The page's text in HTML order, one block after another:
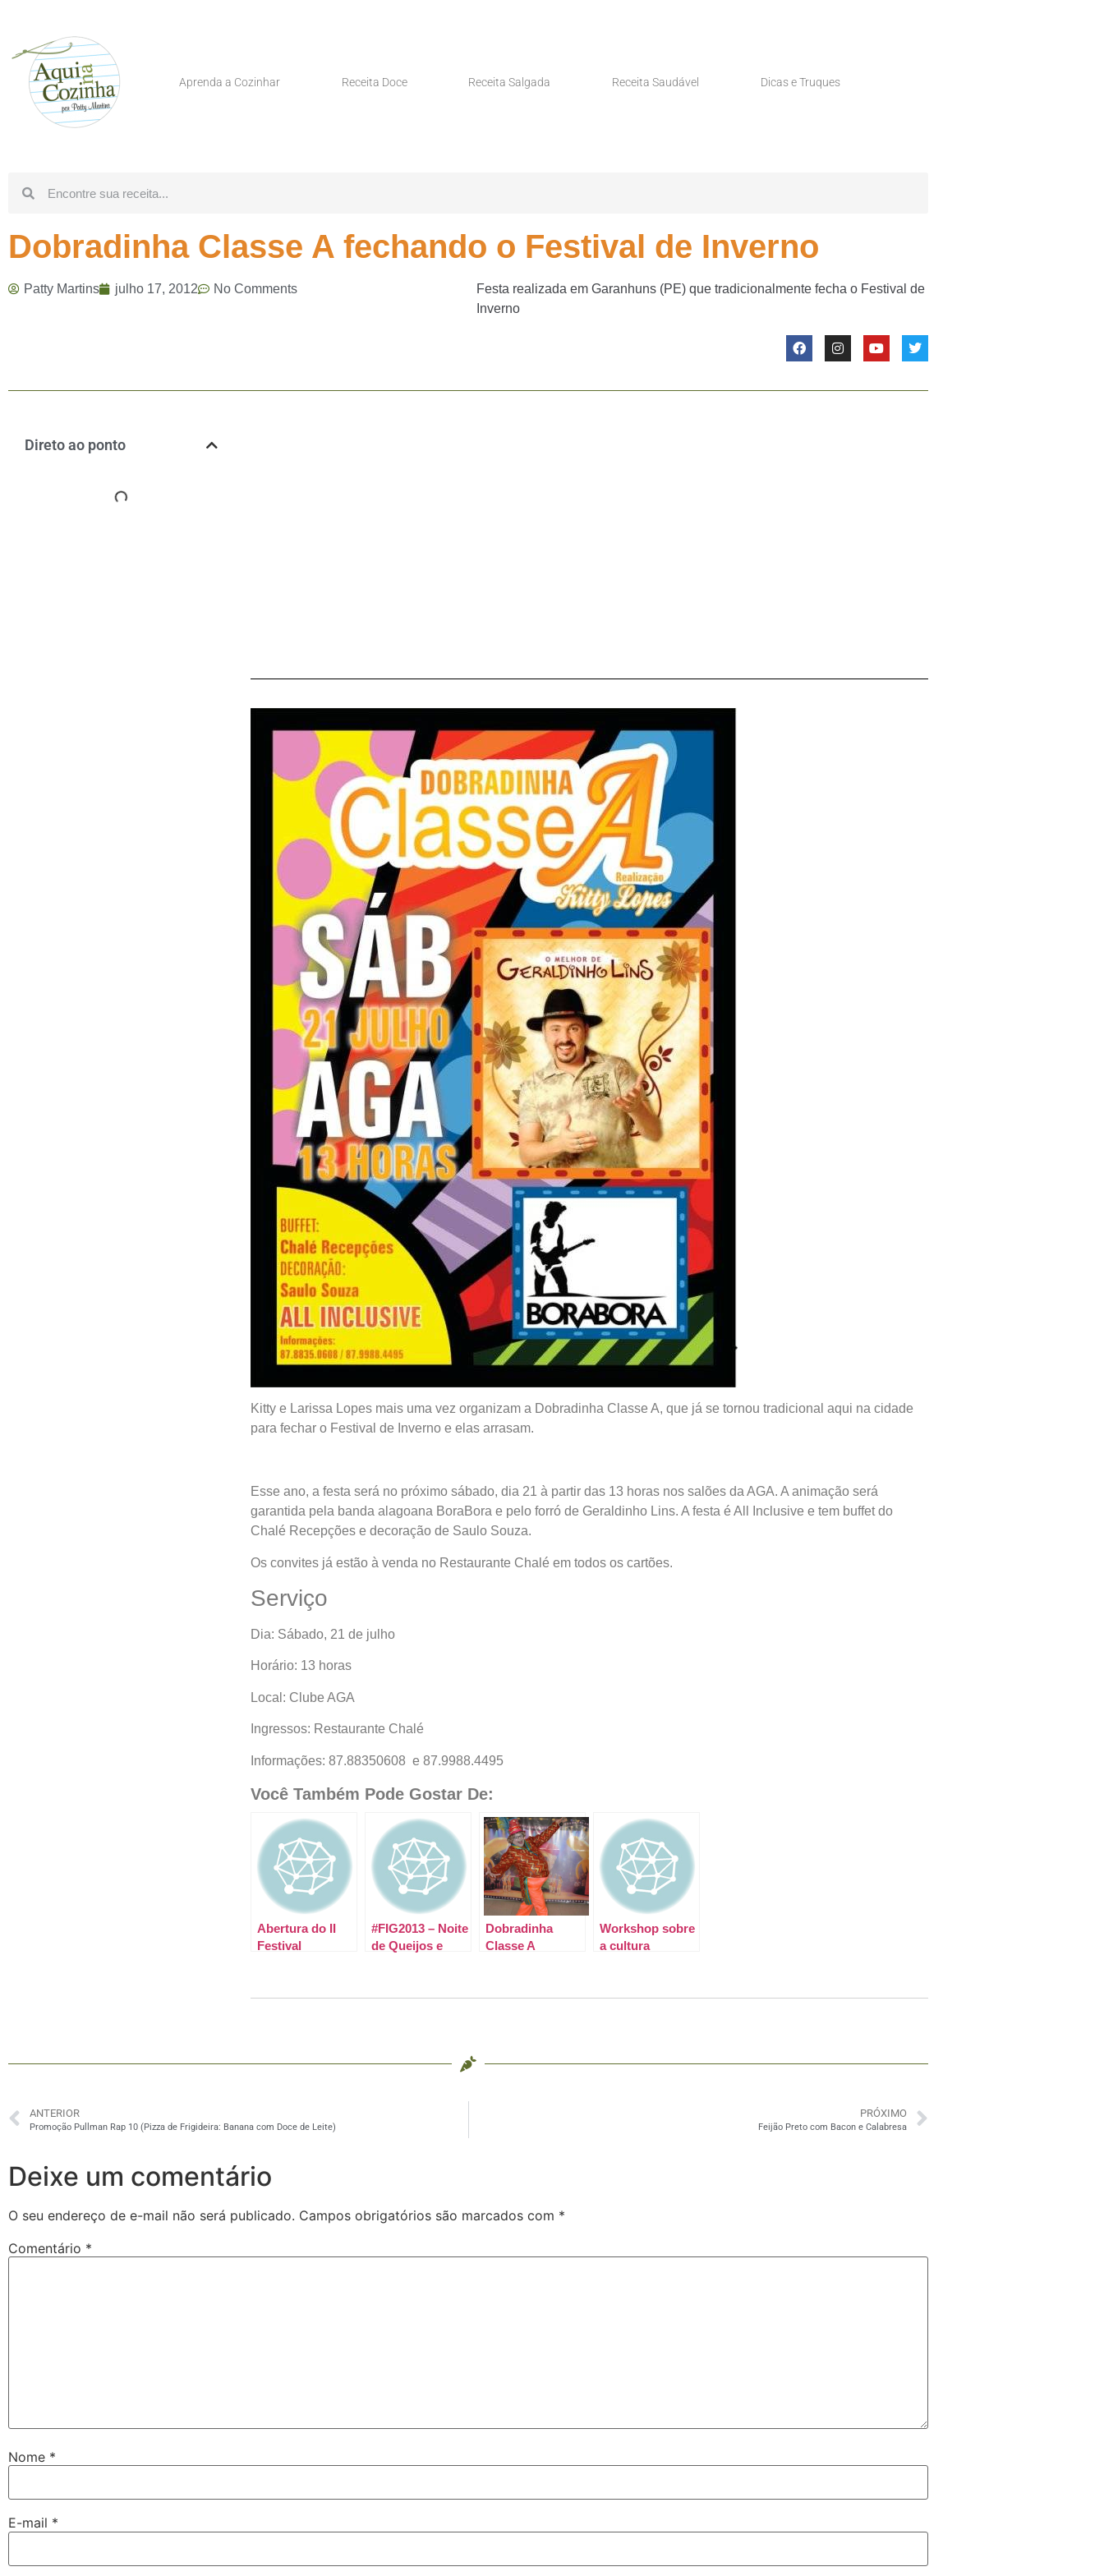
Aprenda a Cozinhar Receita Doce Receita Salgada Receita Saudável Dicas e Truques
Dobradinha Classe A fechando o Festival de Inverno
Patty Martins julho 17, 2012 No Comments
Festa realizada em Garanhuns (PE) que tradicionalmente fecha o Festival de
Inverno
Direto ao ponto
Kitty e Larissa Lopes mais uma vez organizam a Dobradinha Classe A, que já se tornou tradicional aqui na cidade
para fechar o Festival de Inverno e elas arrasam.
Esse ano, a festa será no próximo sábado, dia 21 à partir das 13 horas nos salões da AGA. A animação será
garantida pela banda alagoana BoraBora e pelo forró de Geraldinho Lins. A festa é All Inclusive e tem buffet do
Chalé Recepções e decoração de Saulo Souza.
Os convites já estão à venda no Restaurante Chalé em todos os cartões.
Serviço
Dia: Sábado, 21 de julho
Horário: 13 horas
Local: Clube AGA
Ingressos: Restaurante Chalé
Informações: 87.88350608 e 87.9988.4495
Você Também Pode Gostar De:
Abertura do II
Festival
#FIG2013 – Noite
de Queijos e
Dobradinha
Classe A
Workshop sobre
a cultura
ANTERIOR
Promoção Pullman Rap 10 (Pizza de Frigideira: Banana com Doce de Leite)
PRÓXIMO
Feijão Preto com Bacon e Calabresa
Deixe um comentário
O seu endereço de e-mail não será publicado. Campos obrigatórios são marcados com *
Comentário *
Nome *
E-mail *